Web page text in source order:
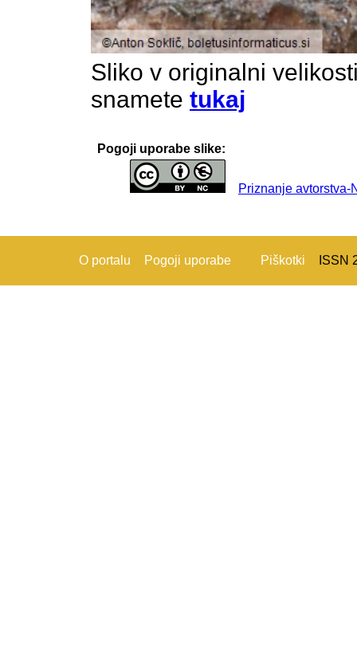
Sliko v originalni
snamete tukaj
Pogoji uporabe slike:
Priznanje avtorstva-
O portalu Pogoji uporabe Piškotki ISSN